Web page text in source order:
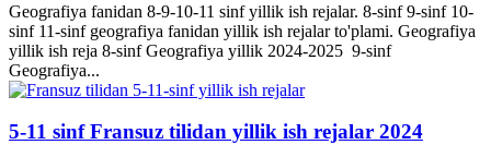
Geografiya fanidan 8-9-10-11 sinf yillik ish rejalar. 8-sinf 9-sinf 10-
sinf 11-sinf geografiya fanidan yillik ish rejalar to'plami. Geografiya
yillik ish reja 8-sinf Geografiya yillik 2024-2025 9-sinf
Geografiya...
5-11 sinf Fransuz tilidan yillik ish rejalar 2024